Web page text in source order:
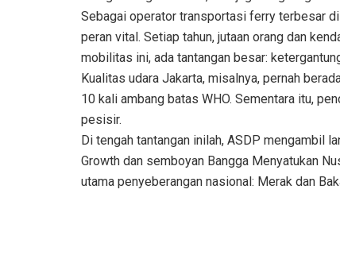
Sebagai operator transportasi ferry terbesar
peran vital. Setiap tahun, jutaan orang dan
mobilitas ini, ada tantangan besar:
Kualitas udara Jakarta, misalnya, pernah
10 kali ambang batas WHO. Sementara itu,
pesisir.
Di tengah tantangan inilah, ASDP mengambil
Growth dan semboyan Bangga Menyatukan
utama penyeberangan nasional: Merak dan